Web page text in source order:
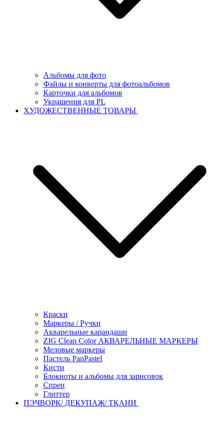
Альбомы для фото
Файлы и конверты для фотоальбомов
Карточки для альбомов
Украшения для PL
ХУДОЖЕСТВЕННЫЕ ТОВАРЫ
Краски
Маркеры / Ручки
Акварельные карандаши
ZIG Clean Color АКВАРЕЛЬНЫЕ МАРКЕРЫ
Меловые маркеры
Пастель PanPastel
Кисти
Блокноты и альбомы для зарисовок
Спреи
Глиттер
ПЭЧВОРК/ ДЕКУПАЖ/ ТКАНИ